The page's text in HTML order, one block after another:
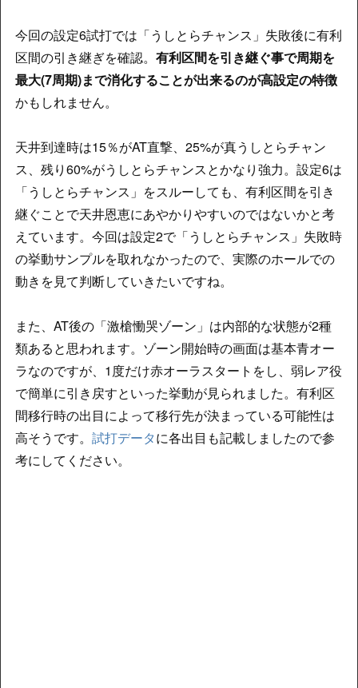
今回の設定6試打では「うしとらチャンス」失敗後に有利
区間の引き継ぎを確認。 有利区間を引き継ぐ事で周期を
最大(7周期)まで消化することが出来るのが高設定の特徴
かもしれません。
天井到達時は15％がAT直撃、25%が真うしとらチャン
ス、残り60%がうしとらチャンスとかなり強力。設定6は
「うしとらチャンス」をスルーしても、有利区間を引き
継ぐことで天井恩恵にあやかりやすいのではないかと考
えています。今回は設定2で「うしとらチャンス」失敗時
の挙動サンプルを取れなかったので、実際のホールでの
動きを見て判断していきたいですね。
また、AT後の「激槍慟哭ゾーン」は内部的な状態が2種
類あると思われます。ゾーン開始時の画面は基本青オー
ラなのですが、1度だけ赤オーラスタートをし、弱レア役
で簡単に引き戻すといった挙動が見られました。有利区
間移行時の出目によって移行先が決まっている可能性は
高そうです。 試打データに各出目も記載しましたので参
考にしてください。